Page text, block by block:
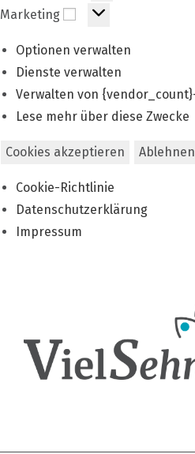
Marketing Marketing
Optionen verwalten
Dienste verwalten
Verwalten von
Lese mehr über diese Zwecke
Cookies akzeptieren Ablehnen
Cookie-Richtlinie
Datenschutzerklärung
Impressum